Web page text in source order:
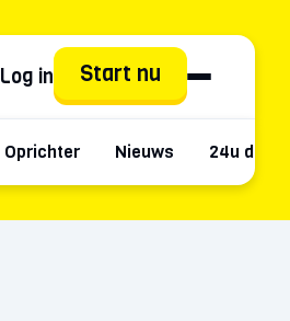
Log in Start nu
Oprichter Nieuws 24u data